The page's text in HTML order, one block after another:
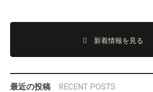
新着情報を見る
最近の投稿 RECENT POSTS